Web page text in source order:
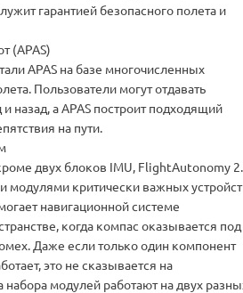
гарантией безопасного полета и
(APAS)
APAS на базе многочисленных
Пользователи могут отдавать
назад, а APAS построит подходящий
на пути.
двух блоков IMU, FlightAutonomy
модулями критически важных
навигационной системе
когда компас оказывается под
Даже если только один компонент
это не сказывается на
модулей работают на двух